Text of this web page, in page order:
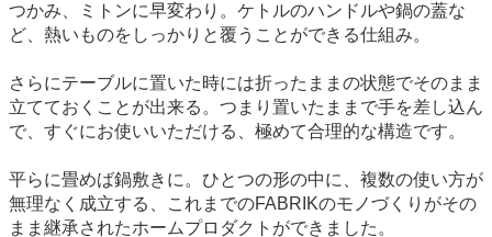
つかみ、ミトンに早変わり。ケトルのハンドルや鍋の蓋な
ど、熱いものをしっかりと覆うことができる仕組み。
さらにテーブルに置いた時には折ったままの状態でそのまま
立てておくことが出来る。つまり置いたままで手を差し込ん
で、すぐにお使いいただける、極めて合理的な構造です。
平らに畳めば鍋敷きに。ひとつの形の中に、複数の使い方が
無理なく成立する、これまでのFABRIKのモノづくりがその
まま継承されたホームプロダクトができました。